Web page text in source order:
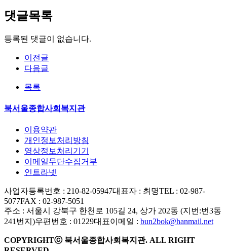
댓글목록
등록된 댓글이 없습니다.
이전글
다음글
목록
북서울종합사회복지관
이용약관
개인정보처리방침
영상정보처리기기
이메일무단수집거부
인트라넷
사업자등록번호 : 210-82-05947대표자 : 최명TEL : 02-987-
5077FAX : 02-987-5051
주소 : 서울시 강북구 한천로 105길 24, 상가 202동 (지번:번3동
241번지)우편번호 : 01229대표이메일 : bun2bok@hanmail.net
COPYRIGHTⓒ 북서울종합사회복지관. ALL RIGHT